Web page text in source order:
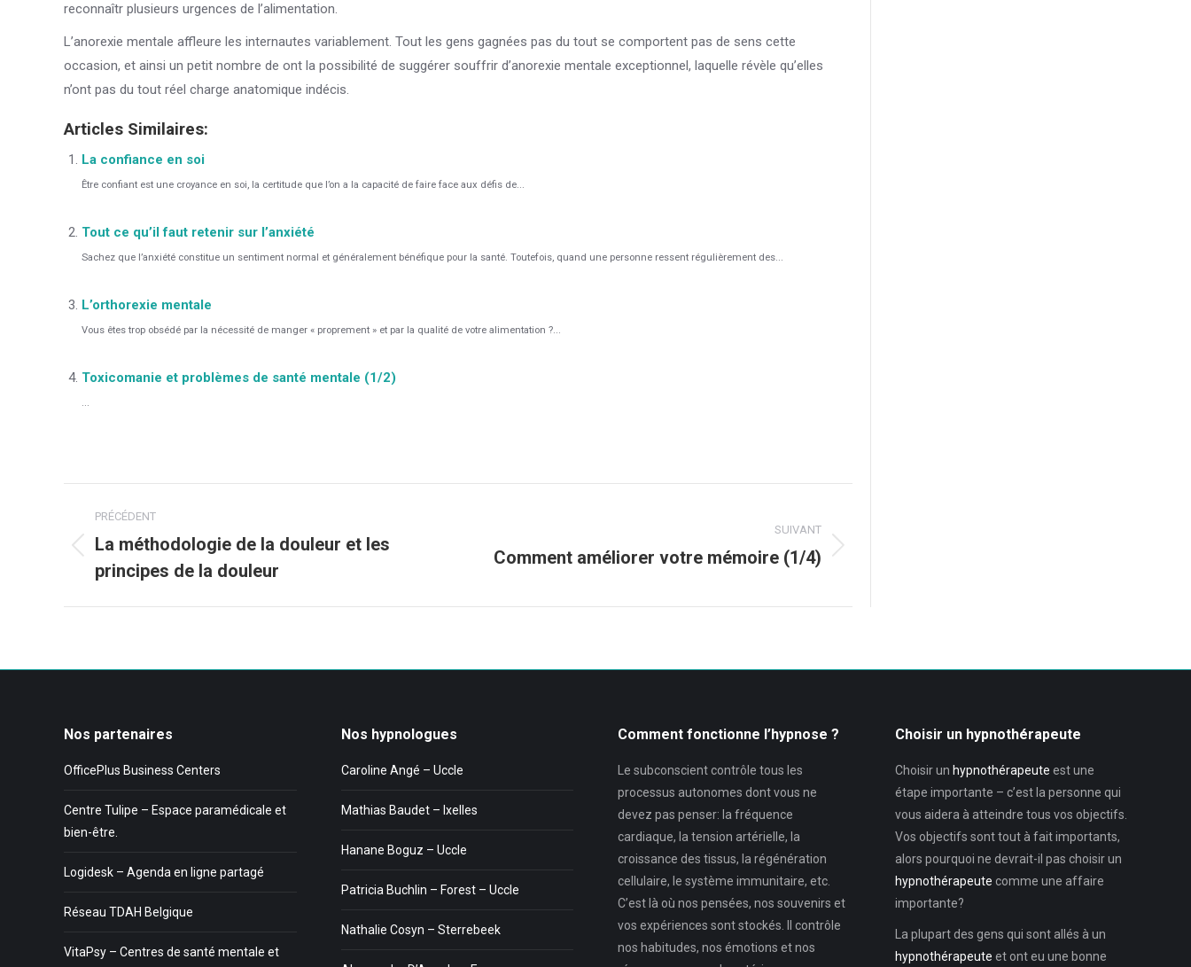
reconnaîtr plusieurs urgences de l’alimentation.
L’anorexie mentale affleure les internautes variablement. Tout les gens gagnées pas du tout se comportent pas de sens cette
occasion, et ainsi un petit nombre de ont la possibilité de suggérer souffrir d’anorexie mentale exceptionnel, laquelle révèle qu’elles
n’ont pas du tout réel charge anatomique indécis.
Articles Similaires:
La confiance en soi
Être confiant est une croyance en soi, la certitude que l’on a la capacité de faire face aux défis de...
Tout ce qu’il faut retenir sur l’anxiété
Sachez que l’anxiété constitue un sentiment normal et généralement bénéfique pour la santé. Toutefois, quand une personne ressent régulièrement des...
L’orthorexie mentale
Vous êtes trop obsédé par la nécessité de manger « proprement » et par la qualité de votre alimentation ?...
Toxicomanie et problèmes de santé mentale (1/2)
...
article
PRÉCÉDENT
Article
précédent
:
La méthodologie de la douleur et les
principes de la douleur
SUIVANT
Article
:
Comment améliorer votre mémoire (1/4)
Nos partenaires
OfficePlus Business Centers
Centre Tulipe – Espace paramédicale et
bien-être.
Logidesk – Agenda en ligne partagé
Réseau TDAH Belgique
VitaPsy – Centres de santé mentale et
Nos hypnologues
Caroline Angé – Uccle
Mathias Baudet – Ixelles
Hanane Boguz – Uccle
Patricia Buchlin – Forest – Uccle
Nathalie Cosyn – Sterrebeek
Comment fonctionne l’hypnose ?
Le subconscient contrôle tous les
processus autonomes dont vous ne
devez pas penser: la fréquence
cardiaque, la tension artérielle, la
croissance des tissus, la régénération
cellulaire, le système immunitaire, etc.
C’est là où nos pensées, nos souvenirs et
vos expériences sont stockés. Il contrôle
nos habitudes, nos émotions et nos
Choisir un hypnothérapeute
Choisir un hypnothérapeute est une
étape importante – c’est la personne qui
vous aidera à atteindre tous vos objectifs.
Vos objectifs sont tout à fait importants,
alors pourquoi ne devrait-il pas choisir un
hypnothérapeute comme une affaire
importante?
La plupart des gens qui sont allés à un
hypnothérapeute et ont eu une bonne